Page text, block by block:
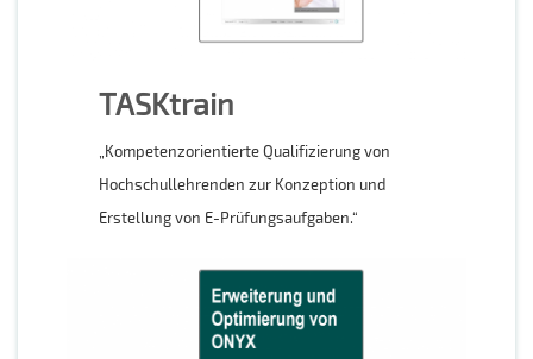
TASKtrain
„Kompetenzorientierte Qualifizierung von
Hochschullehrenden zur Konzeption und
Erstellung von E-Prüfungsaufgaben.“